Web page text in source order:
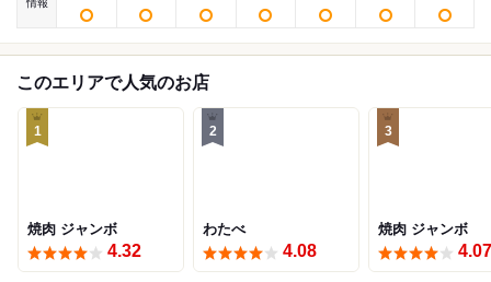
情報
このエリアで人気のお店
1
焼肉 ジャンボ
4.32
2
わたべ
4.08
3
焼肉 ジャンボ
4.07